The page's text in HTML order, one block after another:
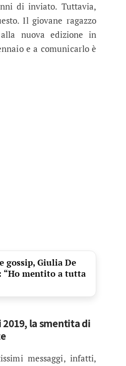
di inviato. Tuttavia,
Il giovane ragazzo
nuova edizione in
e a comunicarlo è
gossip, Giulia De
“Ho mentito a tutta
2019, la smentita di
messaggi, infatti,